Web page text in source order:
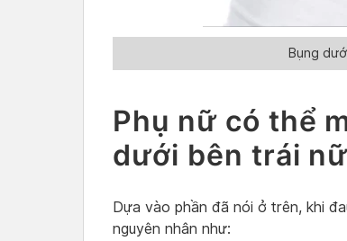
Bụng
Phụ nữ có thể
dưới bên trái
Dựa vào phần đã nói ở trên, khi
nguyên nhân như: